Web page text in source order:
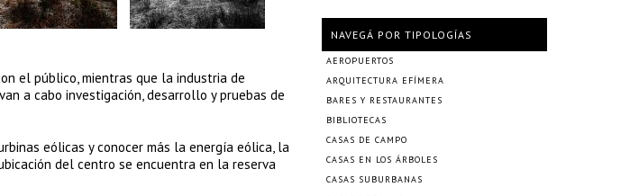
el público, mientras que la industria de
a cabo investigación, desarrollo y pruebas de
eólicas y conocer más la energía eólica, la
del centro se encuentra en la reserva
NAVEGÁ POR TIPOLOGÍAS
AEROPUERTOS
ARQUITECTURA EFÍMERA
BARES Y RESTAURANTES
BIBLIOTECAS
CASAS DE CAMPO
CASAS EN LOS ÁRBOLES
CASAS SUBURBANAS